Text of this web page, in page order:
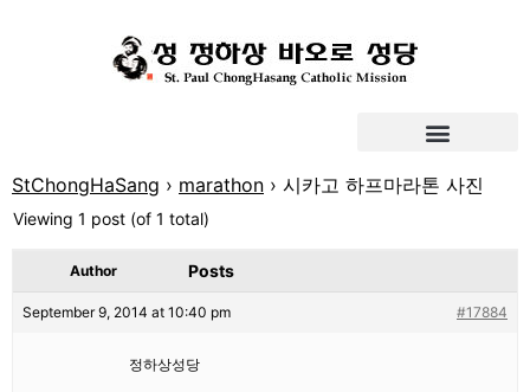
StChongHaSang › marathon › 시카고 하프마라톤 사진
Viewing 1 post (of 1 total)
Author Posts
September 9, 2014 at 10:40 pm #17884
정하상성당